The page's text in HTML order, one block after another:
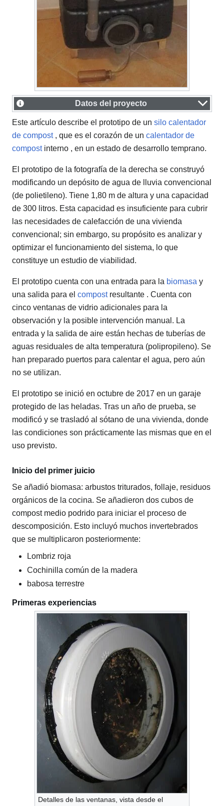
Datos del proyecto
Este artículo describe el prototipo de un silo calentador
de compost, que es el corazón de un calentador de
compostinterno , en un estado de desarrollo temprano.
El prototipo de la fotografía de la derecha se construyó
modificando un depósito de agua de lluvia convencional
(de polietileno). Tiene 1,80 m de altura y una capacidad
de 300 litros. Esta capacidad es insuficiente para cubrir
las necesidades de calefacción de una vivienda
convencional; sin embargo, su propósito es analizar y
optimizar el funcionamiento del sistema, lo que
constituye un estudio de viabilidad.
El prototipo cuenta con una entrada para la biomasa y
una salida para el compostresultante . Cuenta con
cinco ventanas de vidrio adicionales para la
observación y la posible intervención manual. La
entrada y la salida de aire están hechas de tuberías de
aguas residuales de alta temperatura (polipropileno). Se
han preparado puertos para calentar el agua, pero aún
no se utilizan.
El prototipo se inició en octubre de 2017 en un garaje
protegido de las heladas. Tras un año de prueba, se
modificó y se trasladó al sótano de una vivienda, donde
las condiciones son prácticamente las mismas que en el
uso previsto.
Inicio del primer juicio
Se añadió biomasa: arbustos triturados, follaje, residuos
orgánicos de la cocina. Se añadieron dos cubos de
compost medio podrido para iniciar el proceso de
descomposición. Esto incluyó muchos invertebrados
que se multiplicaron posteriormente:
Lombriz roja
Cochinilla común de la madera
babosa terrestre
Primeras experiencias
Detalles de las ventanas, vista desde el